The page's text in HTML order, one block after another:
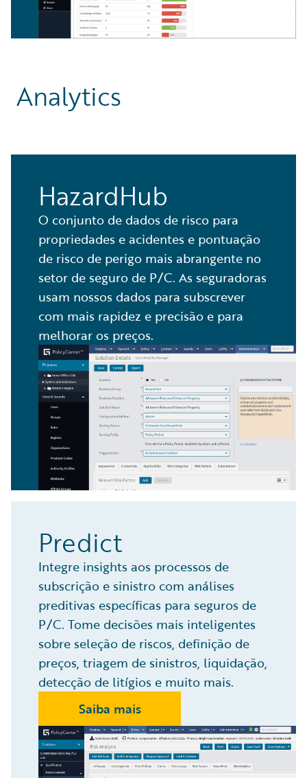
Analytics
HazardHub
O conjunto de dados de risco para
propriedades e acidentes e pontuação
de risco de perigo mais abrangente no
setor de seguro de P/C. As seguradoras
usam nossos dados para subscrever
com mais rapidez e precisão e para
melhorar os preços.
Predict
Integre insights aos processos de
subscrição e sinistro com análises
preditivas específicas para seguros de
P/C. Tome decisões mais inteligentes
sobre seleção de riscos, definição de
preços, triagem de sinistros, liquidação,
detecção de litígios e muito mais.
Saiba mais